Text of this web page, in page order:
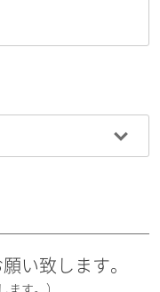
い致します。
ます。）